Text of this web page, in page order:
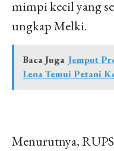
mimpi kecil yang
ungkap Melki.
Baca Juga Jemput
Lena Temui Petani
Menurutnya,